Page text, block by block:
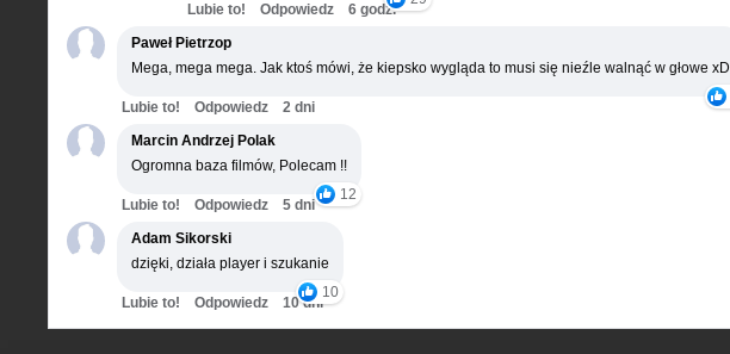
Lubie to! Odpowiedz
6 godz.
Paweł Pietrzop
Mega, mega mega. Jak ktoś mówi, że kiepsko wygląda to musi się nieźle walnąć w głowe xD
Lubie to! Odpowiedz
2 dni
Marcin Andrzej Polak
Ogromna baza filmów, Polecam !!
12
Lubie to! Odpowiedz
5 dni
Adam Sikorski
dzięki, działa player i szukanie
10
Lubie to! Odpowiedz 10 dni